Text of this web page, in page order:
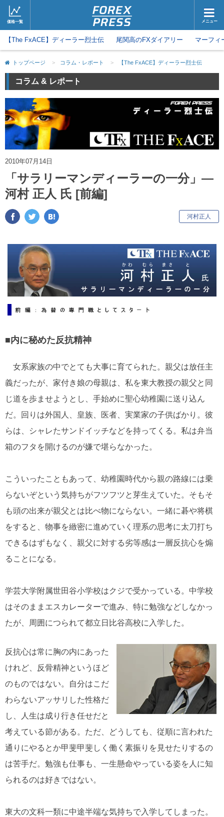
価格一覧 メニュー
ホーム ニュース
取引会社 マーケット
コラム・レポート
ツイッター 動画
【The FxACE】ディーラー烈士伝 尾関高のFXダイアリー マーフィ
トップページ > コラム・レポート > 【The FxACE】ディーラー烈士伝
コラム & レポート
2010年07月14日
「サラリーマンディーラーの一分」―
河村 正人 氏 [前編]
キ
ー
ー
ド
河村正人
■内に秘めた反抗精神
女系家族の中でとても大事に育てられた。親父は放任主
義だったが、家付き娘の母親は、私を東大教授の親父と同
じ道を歩ませようとし、手始めに聖心幼稚園に送り込ん
だ。回りは外国人、皇族、医者、実業家の子供ばかり。彼
らは、シャレたサンドイッチなどを持ってくる。私は弁当
箱のフタを開けるのが嫌で堪らなかった。
こういったこともあって、幼稚園時代から親の路線には乗
らないぞという気持ちがフツフツと芽生えていた。そもそ
も頭の出来が親父とは比べ物にならない。一緒に碁や将棋
をすると、物事を緻密に進めていく理系の思考に太刀打ち
できるはずもなく、親父に対する劣等感は一層反抗心を煽
ることになる。
学芸大学附属世田谷小学校はクジで受かっている。中学校
はそのままエスカレーターで進み、特に勉強などしなかっ
たが、周囲につられて都立日比谷高校に入学した。
反抗心は常に胸の内にあった
けれど、反骨精神というほど
のものではない。自分はこだ
わらないアッサリした性格だ
し、人生は成り行き任せだと
考えている節がある。ただ、どうしても、従順に言われた
通りにやるとか甲斐甲斐しく働く素振りを見せたりするの
は苦手だ。勉強も仕事も、一生懸命やっている姿を人に知
られるのは好きではない。
東大の文科一類に中途半端な気持ちで入学してしまった。